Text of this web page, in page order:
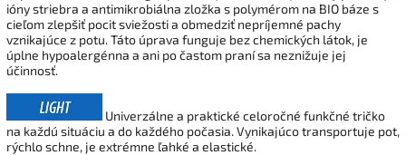
ióny striebra a antimikrobiálna zložka s polymérom na BIO báze s
cieľom zlepšiť pocit sviežosti a obmedziť nepríjemné pachy
vznikajúce z potu. Táto úprava funguje bez chemických látok, je
úplne hypoalergénna a ani po častom praní sa neznižuje jej
účinnosť.
Univerzálne a praktické celoročné funkčné tričko
na každú situáciu a do každého počasia. Vynikajúco transportuje pot,
rýchlo schne, je extrémne ľahké a elastické.